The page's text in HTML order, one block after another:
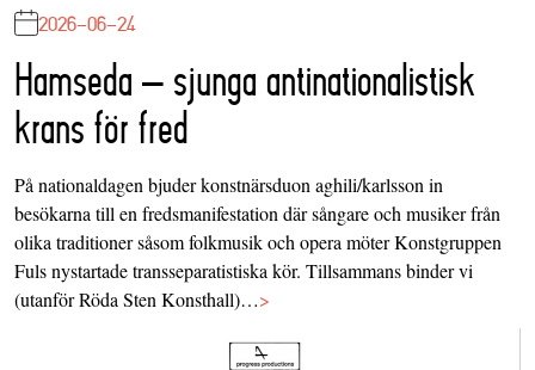
2026-06-24
Hamseda – sjunga antinationalistisk
krans för fred
På nationaldagen bjuder konstnärsduon aghili/karlsson in
besökarna till en fredsmanifestation där sångare och musiker från
olika traditioner såsom folkmusik och opera möter Konstgruppen
Fuls nystartade transseparatistiska kör. Tillsammans binder vi
(utanför Röda Sten Konsthall)…>